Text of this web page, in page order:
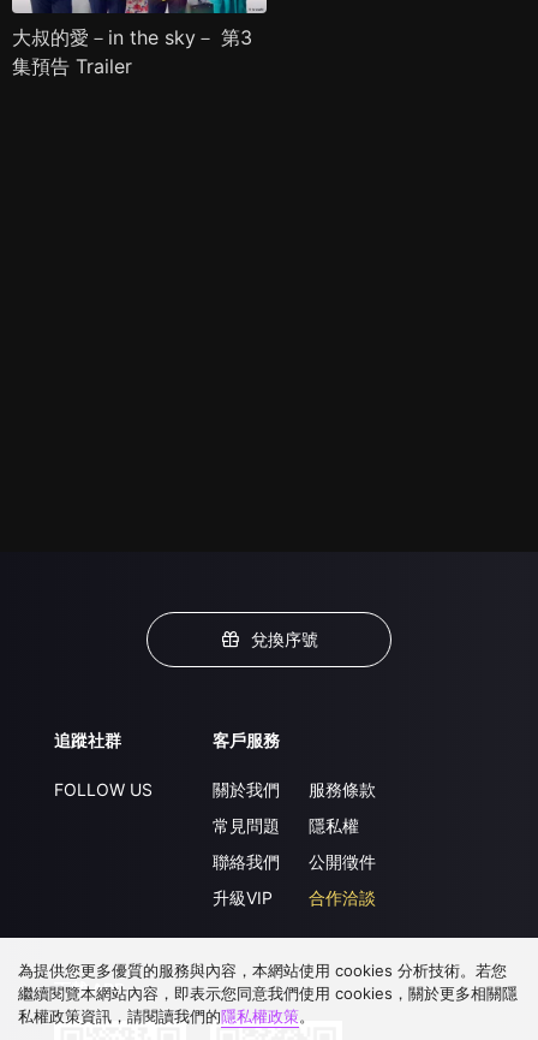
大叔的愛－in the sky－ 第3
集預告 Trailer
兌換序號
追蹤社群
FOLLOW US
客戶服務
關於我們
常見問題
聯絡我們
升級VIP
服務條款
隱私權
公開徵件
合作洽談
下載 APP
為提供您更多優質的服務與內容，本網站使用 cookies 分析技術。若您
繼續閱覽本網站內容，即表示您同意我們使用 cookies，關於更多相關隱
私權政策資訊，請閱讀我們的隱私權政策。